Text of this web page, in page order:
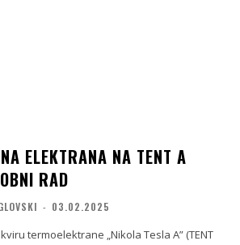
ELEKTRANA NA TENT A
RAD
- 03.02.2025
termoelektrane „Nikola Tesla A” (TENT